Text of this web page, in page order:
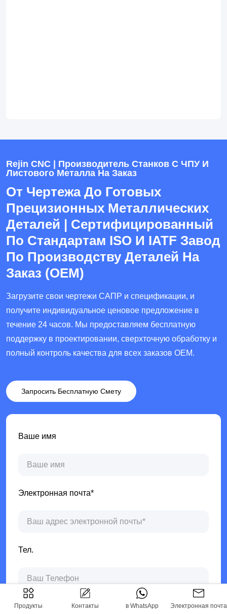
Rejin CNC | Производитель Станков С ЧПУ И
Листового Металла На Заказ
От Чертежа До Готовых
Прецизионных Металлических
Деталей | Сертифицированный
По Стандартам ISO И IATF Завод
По Производству Деталей На
Заказ (OEM)
Загрузите свои чертежи САПР и спецификации, и
получите индивидуальное ценовое предложение в
течение 24 часов. Мы предоставляем бесплатную
поддержку в проектировании, сверхточную обработку и
полный контроль качества для всех заказов OEM.
Запросить Бесплатную Смету
Ваше имя
Электронная почта*
Тел.
в WhatsApp
Продукты Контакты в WhatsApp Электронная почта